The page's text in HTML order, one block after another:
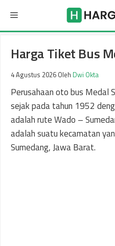
isi
Menu
Harga Tiket Bus
4 Agustus 2026 Oleh Dwi Okta
Perusahaan oto bus Medal
sejak pada tahun 1952
adalah rute Wado –
adalah suatu kecamatan
Sumedang, Jawa Barat.